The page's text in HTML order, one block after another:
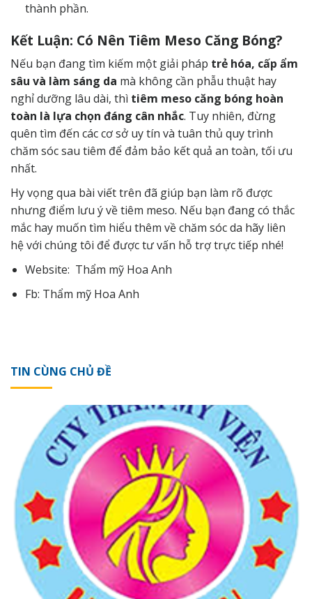
thành phần.
Kết Luận: Có Nên Tiêm Meso Căng Bóng?
Nếu bạn đang tìm kiếm một giải pháp trẻ hóa, cấp ẩm
sâu và làm sáng da mà không cần phẫu thuật hay
nghỉ dưỡng lâu dài, thì tiêm meso căng bóng hoàn
toàn là lựa chọn đáng cân nhắc. Tuy nhiên, đừng
quên tìm đến các cơ sở uy tín và tuân thủ quy trình
chăm sóc sau tiêm để đảm bảo kết quả an toàn, tối ưu
nhất.
Hy vọng qua bài viết trên đã giúp bạn làm rõ được
nhưng điểm lưu ý về tiêm meso. Nếu bạn đang có thắc
mắc hay muốn tìm hiểu thêm về chăm sóc da hãy liên
hệvới chúng tôi để được tư vấn hỗ trợ trực tiếp nhé!
Website: Thẩm mỹ Hoa Anh
Fb: Thẩm mỹ Hoa Anh
TIN CÙNG CHỦ ĐỀ